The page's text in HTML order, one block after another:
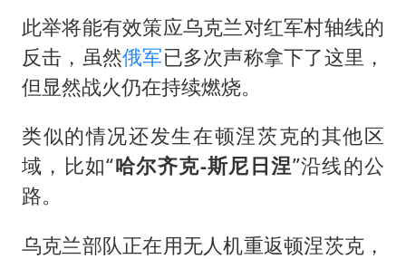
此举将能有效策应乌克兰对红军村轴线的
反击，虽然俄军已多次声称拿下了这里，
但显然战火仍在持续燃烧。
类似的情况还发生在顿涅茨克的其他区
域，比如“哈尔齐克-斯尼日涅”沿线的公
路。
乌克兰部队正在用无人机重返顿涅茨克，